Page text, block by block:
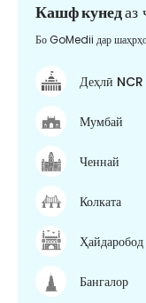
Кашф кунедаз
Бо GoMedii дар
Деҳлӣ NCR
Мумбай
Ченнай
Колката
Ҳайдаробод
Бангалор